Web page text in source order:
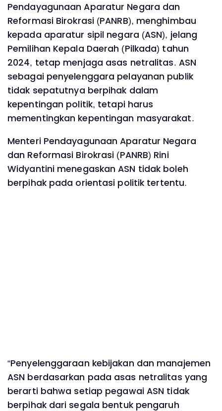
Pendayagunaan Aparatur Negara dan
Reformasi Birokrasi (PANRB), menghimbau
kepada aparatur sipil negara (ASN), jelang
Pemilihan Kepala Daerah (Pilkada) tahun
2024, tetap menjaga asas netralitas. ASN
sebagai penyelenggara pelayanan publik
tidak sepatutnya berpihak dalam
kepentingan politik, tetapi harus
mementingkan kepentingan masyarakat.
Menteri Pendayagunaan Aparatur Negara
dan Reformasi Birokrasi (PANRB) Rini
Widyantini menegaskan ASN tidak boleh
berpihak pada orientasi politik tertentu.
“Penyelenggaraan kebijakan dan manajemen
ASN berdasarkan pada asas netralitas yang
berarti bahwa setiap pegawai ASN tidak
berpihak dari segala bentuk pengaruh